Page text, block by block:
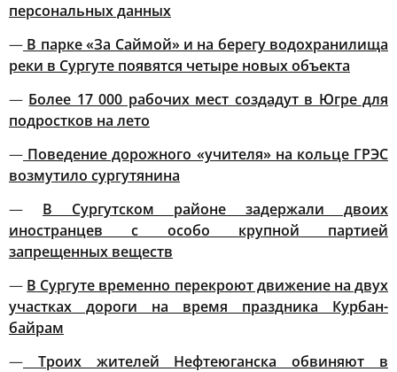
персональных данных
— В парке «За Саймой» и на берегу водохранилища
реки в Сургуте появятся четыре новых объекта
— Более 17 000 рабочих мест создадут в Югре для
подростков на лето
— Поведение дорожного «учителя» на кольце ГРЭС
возмутило сургутянина
— В Сургутском районе задержали двоих
иностранцев с особо крупной партией
запрещенных веществ
— В Сургуте временно перекроют движение на двух
участках дороги на время праздника Курбан-
байрам
— Троих жителей Нефтеюганска обвиняют в